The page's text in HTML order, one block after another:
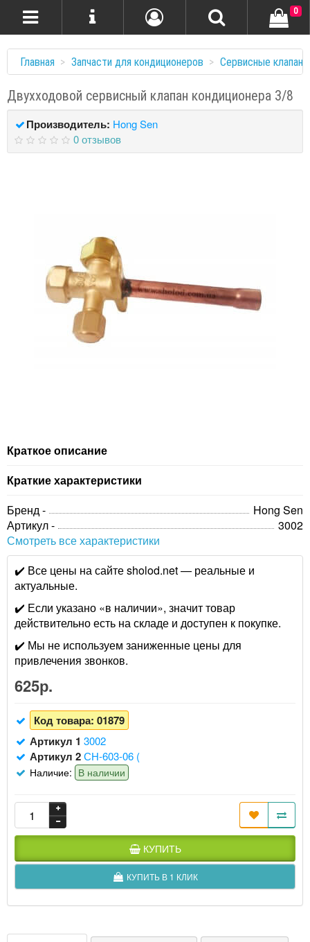
0
Главная Запчасти для кондиционеров Cервисные
Двухходовой сервисный клапан кондиционера 3/8
Производитель: Hong Sen
0 отзывов
Краткое описание
Краткие характеристики
Бренд -
Hong Sen
Артикул -
3002
Смотреть все характеристики
✔️ Все цены на сайте sholod.net — реальные и
актуальные.
✔️ Если указано «в наличии», значит товар
действительно есть на складе и доступен к покупке.
✔️ Мы не используем заниженные цены для
привлечения звонков.
625р.
Код товара: 01879
Артикул 1 3002
Артикул 2СН-603-06 (
Наличие: В наличии
КУПИТЬ
КУПИТЬ В 1 КЛИК